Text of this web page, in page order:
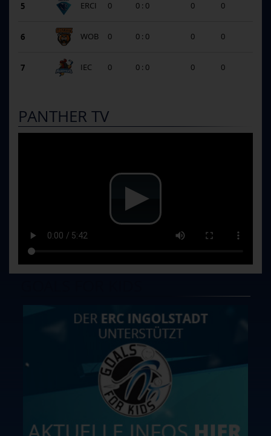
5 ERCI 0 0 : 0 0 0
6 WOB 0 0 : 0 0 0
7 IEC 0 0 : 0 0 0
PANTHER TV